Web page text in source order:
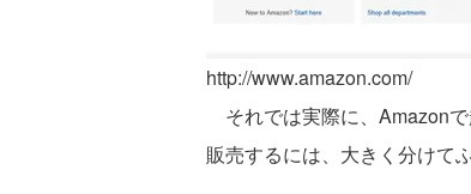
http://www.amazon.com/
それでは実際に、Amazon
販売するには、大きく分けて